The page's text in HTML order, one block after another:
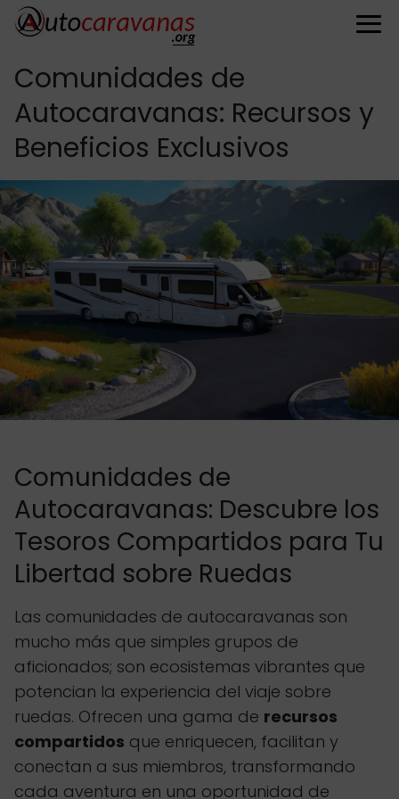
Comunidades de
Autocaravanas: Recursos y
Beneficios Exclusivos
Comunidades de
Autocaravanas: Descubre los
Tesoros Compartidos para Tu
Libertad sobre Ruedas
Las comunidades de autocaravanas son
mucho más que simples grupos de
aficionados; son ecosistemas vibrantes que
potencian la experiencia del viaje sobre
ruedas. Ofrecen una gama de recursos
compartidos que enriquecen, facilitan y
conectan a sus miembros, transformando
cada aventura en una oportunidad de